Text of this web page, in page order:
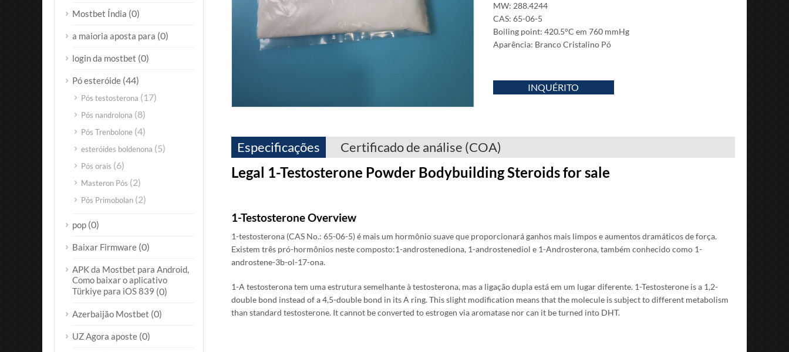
MW: 288.4244
CAS: 65-06-5
Boiling point: 420.5°C em 760 mmHg
Aparência: Branco Cristalino Pó
INQUÉRITO
Especificações Certificado de análise (COA)
Legal 1-Testosterone Powder Bodybuilding Steroids for sale
1-Testosterone Overview
1-testosterona (CAS No.: 65-06-5) é mais um hormônio suave que proporcionará ganhos mais limpos e aumentos dramáticos de força.
Existem três pró-hormônios neste composto:1-androstenediona, 1-androstenediol e 1-Androsterona, também conhecido como 1-
androstene-3b-ol-17-ona.
1-A testosterona tem uma estrutura semelhante à testosterona, mas a ligação dupla está em um lugar diferente. 1-Testosterone is a 1,2-
double bond instead of a 4,5-double bond in its A ring.This slight modification means that the molecule is subject to different metabolism
than standard testosterone. It cannot be converted to estrogen via aromatase nor can it be turned into DHT.
Mostbet Índia (0)
a maioria aposta para (0)
login da mostbet (0)
Pó esteróide (44)
Pós testosterona (17)
Pós nandrolona (8)
Pós Trenbolone (4)
esteróides boldenona (5)
Pós orais (6)
Masteron Pós (2)
Pós Primobolan (2)
pop (0)
Baixar Firmware (0)
APK da Mostbet para Android,
Como baixar o aplicativo
Türkiye para iOS 839 (0)
Azerbaijão Mostbet (0)
UZ Agora aposte (0)